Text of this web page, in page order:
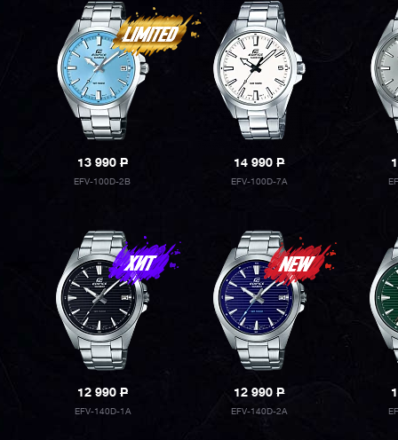
13 990P
EFV-100D-2B
14 990P
EFV-100D-7A
12 990P
EFV-140D-1A
12 990P
EFV-140D-2A